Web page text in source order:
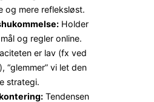
og mere refleksløst.
Holder
og regler online.
er lav (fx ved
“glemmer” vi let den
strategi.
Tendensen